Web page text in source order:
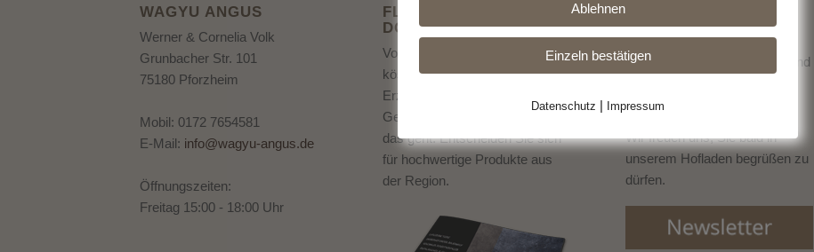
WAGYU ANGUS
Werner & Cornelia Volk
Grunbacher Str. 101
75180 Pforzheim
Mobil: 0172 7654581
E-Mail: info@wagyu-angus.de
Öffnungszeiten:
Freitag 15:00 - 18:00 Uhr
FLYER ALS
DOWNLOAD
Von uns bekommen Sie
köstliches Fleisch direkt vom
Erzeuger. Ohne schlechtes
Gewissen Fleisch zu essen -
das geht. Entscheiden Sie sich
für hochwertige Produkte aus
der Region.
NEWSLETTER
Bleiben Sie immer informiert
über die aktuellen Schlacht- und
Sie sich zum Newsletter
Wir freuen uns, Sie bald in
unserem Hofladen begrüßen zu
dürfen.
Ablehnen
Einzeln bestätigen
Datenschutz | Impressum